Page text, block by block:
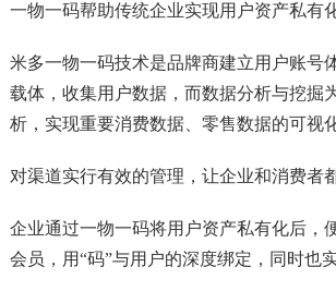
一物一码帮助传统企业实现用户资产私有
米多一物一码技术是品牌商建立用户账号
载体，收集用户数据，而数据分析与挖掘
析，实现重要消费数据、零售数据的可视化
对渠道实行有效的管理，让企业和消费者
企业通过一物一码将用户资产私有化后，
会员，用“码”与用户的深度绑定，同时也